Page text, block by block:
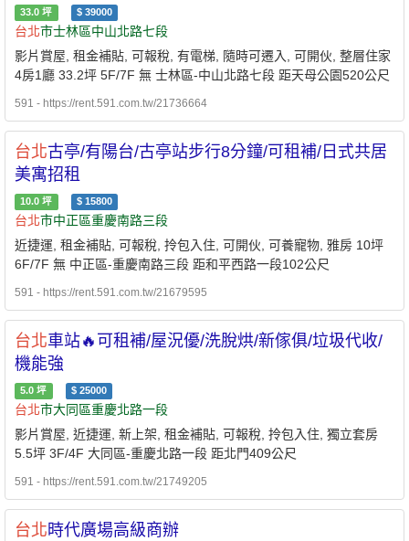
係才會有更美好的 租屋經驗,相信這是大家都會認同的^^ 4.我們竭誠
以待,提供高品質給看屋,租屋的您!歡迎您相約看屋^^
33.0 坪 $ 39000
台北市士林區中山北路七段
影片賞屋, 租金補貼, 可報稅, 有電梯, 隨時可遷入, 可開伙, 整層住家
4房1廳 33.2坪 5F/7F 無 士林區-中山北路七段 距天母公園520公尺
591 - https://rent.591.com.tw/21736664
台北古亭/有陽台/古亭站步行8分鐘/可租補/日式共居
美寓招租
10.0 坪 $ 15800
台北市中正區重慶南路三段
近捷運, 租金補貼, 可報稅, 拎包入住, 可開伙, 可養寵物, 雅房 10坪
6F/7F 無 中正區-重慶南路三段 距和平西路一段102公尺
591 - https://rent.591.com.tw/21679595
台北車站🔥可租補/屋況優/洗脫烘/新傢俱/垃圾代收/
機能強
5.0 坪 $ 25000
台北市大同區重慶北路一段
影片賞屋, 近捷運, 新上架, 租金補貼, 可報稅, 拎包入住, 獨立套房
5.5坪 3F/4F 大同區-重慶北路一段 距北門409公尺
591 - https://rent.591.com.tw/21749205
台北時代廣場高級商辦